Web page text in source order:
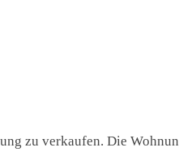
zu verkaufen. Die